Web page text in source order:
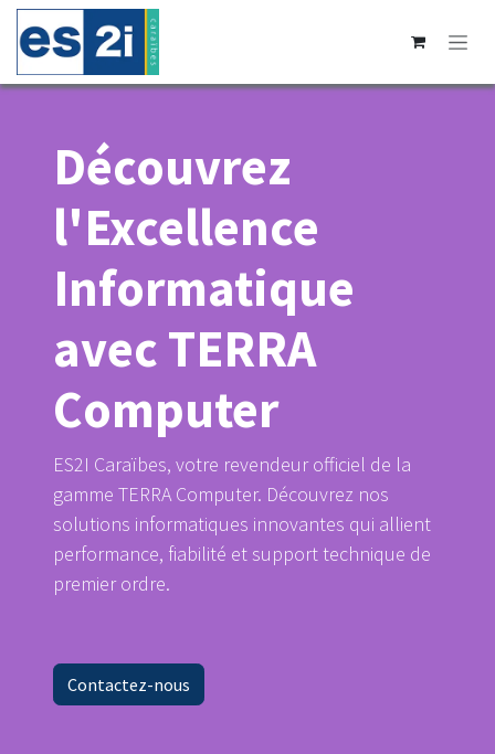
Se rendre au contenu
Découvrez
l'Excellence
Informatique
avec TERRA
Computer
ES2I Caraïbes, votre revendeur officiel de la
gamme TERRA Computer. Découvrez nos
solutions informatiques innovantes qui allient
performance, fiabilité et support technique de
premier ordre.
Contactez-nous